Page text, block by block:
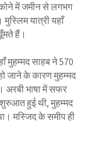
कोने में जमीन से लगभग
यात्री यहाँ
हैं।
मुहम्मद साहब ने 570
जाने के कारण मुहम्मद
अरबी भाषा में सफर
हुई थी, मुहम्मद
मस्जिद के समीप ही